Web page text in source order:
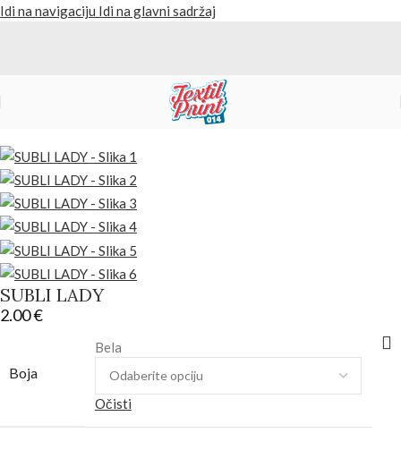
Idi na navigaciju Idi na glavni sadržaj
SUBLI LADY
2.00€
Boja
Bela
Očisti